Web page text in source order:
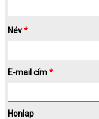
Név*
E-mail cím*
Honlap